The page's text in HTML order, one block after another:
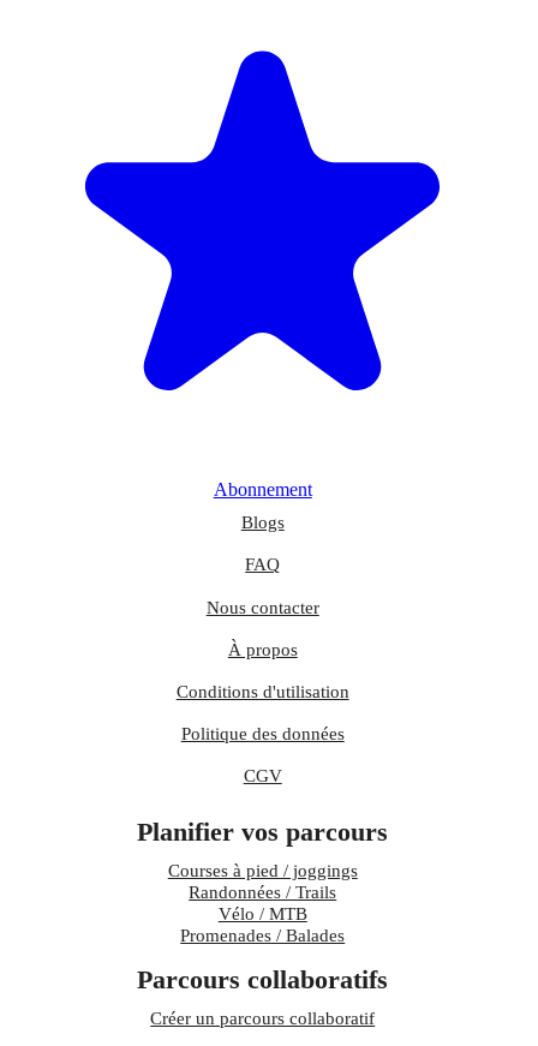
Abonnement
Blogs
FAQ
Nous contacter
À propos
Conditions d'utilisation
Politique des données
CGV
Planifier vos parcours
Courses à pied / joggings
Randonnées / Trails
Vélo / MTB
Promenades / Balades
Parcours collaboratifs
Créer un parcours collaboratif